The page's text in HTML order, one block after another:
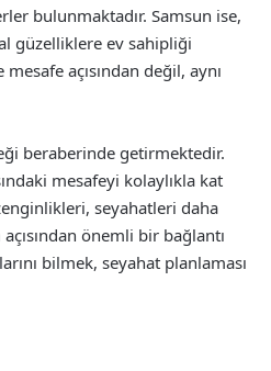
bulunmaktadır. Samsun ise,
güzelliklere ev sahipliği
açısından değil, aynı
beraberinde getirmektedir.
mesafeyi kolaylıkla kat
seyahatleri daha
önemli bir bağlantı
bilmek, seyahat planlaması